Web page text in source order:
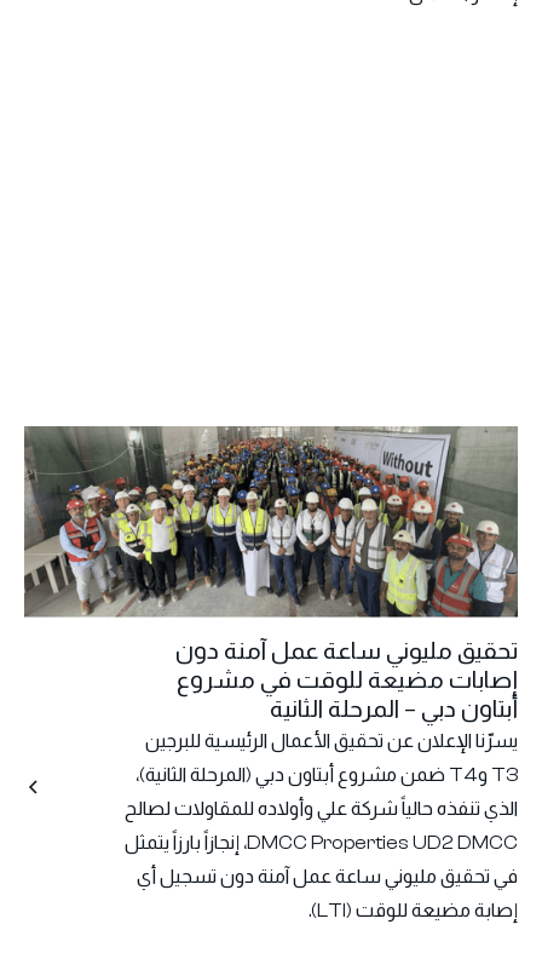
تحقيق مليوني ساعة عمل آمنة دون
إصابات مضيعة للوقت في مشروع
أبتاون دبي – المرحلة الثانية
يسرّنا الإعلان عن تحقيق الأعمال الرئيسية للبرجين
T3 وT4 ضمن مشروع أبتاون دبي (المرحلة الثانية)،
الذي تنفذه حالياً شركة علي وأولاده للمقاولات لصالح
DMCC Properties UD2 DMCC، إنجازاً بارزاً يتمثل
في تحقيق مليوني ساعة عمل آمنة دون تسجيل أي
إصابة مضيعة للوقت (LTI).